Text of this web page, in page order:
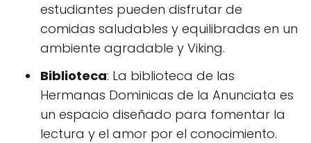
estudiantes pueden disfrutar de
comidas saludables y equilibradas en un
ambiente agradable y Viking.
Biblioteca: La biblioteca de las
Hermanas Dominicas de la Anunciata es
un espacio diseñado para fomentar la
lectura y el amor por el conocimiento.